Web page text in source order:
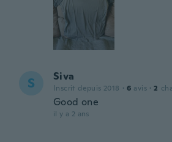
S Siva
Inscrit depuis 2018 · 6 avis · 2
Good one
il y a 2 ans